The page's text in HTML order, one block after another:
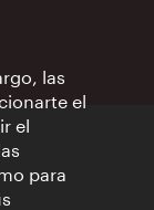
las
el
el
para